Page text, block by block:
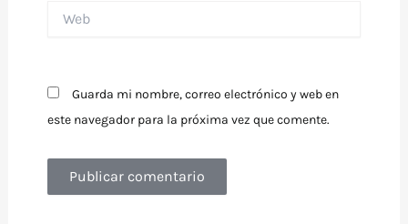
Guarda mi nombre, correo electrónico y web en
este navegador para la próxima vez que comente.